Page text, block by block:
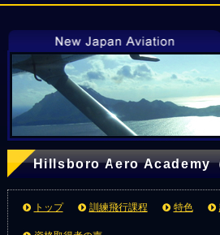
Hillsboro Aero Academy
トップ 訓練飛行課程 特色